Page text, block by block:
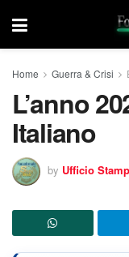
Home Guerra & Crisi
L’anno
Italiano
by Ufficio